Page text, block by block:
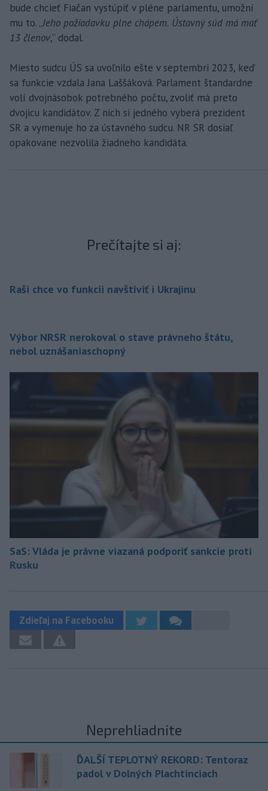
bude chcieť Fiačan vystúpiť v pléne parlamentu, umožní
mu to. „Jeho požiadavku plne chápem. Ústavný súd má mať
13 členov,“ dodal.
Miesto sudcu ÚS sa uvoľnilo ešte v septembri 2023, keď
sa funkcie vzdala Jana Laššáková. Parlament štandardne
volí dvojnásobok potrebného počtu, zvoliť má preto
dvojicu kandidátov. Z nich si jedného vyberá prezident
SR a vymenuje ho za ústavného sudcu. NR SR dosiaľ
opakovane nezvolila žiadneho kandidáta.
Prečítajte si aj:
Raši chce vo funkcii navštíviť i Ukrajinu
Výbor NRSR nerokoval o stave právneho štátu,
nebol uznášaniaschopný
SaS: Vláda je právne viazaná podporiť sankcie proti
Rusku
Zdieľaj na Facebooku
Neprehliadnite
ĎALŠÍ TEPLOTNÝ REKORD: Tentoraz
padol v Dolných Plachtinciach